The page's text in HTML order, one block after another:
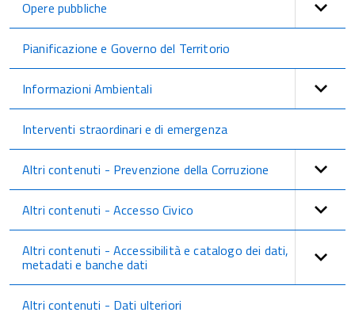
Opere pubbliche
Pianificazione e Governo del Territorio
Informazioni Ambientali
Interventi straordinari e di emergenza
Altri contenuti - Prevenzione della Corruzione
Altri contenuti - Accesso Civico
Altri contenuti - Accessibilità e catalogo dei dati,
metadati e banche dati
Altri contenuti - Dati ulteriori